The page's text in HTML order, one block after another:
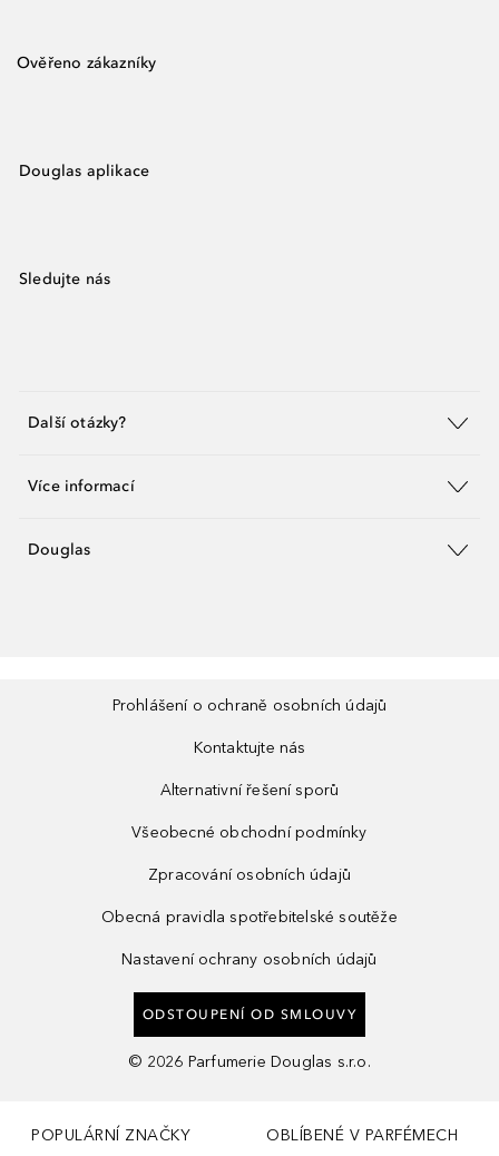
Ověřeno zákazníky
Douglas aplikace
Sledujte nás
Další otázky?
Více informací
Douglas
Prohlášení o ochraně osobních údajů
Kontaktujte nás
Alternativní řešení sporů
Všeobecné obchodní podmínky
Zpracování osobních údajů
Obecná pravidla spotřebitelské soutěže
Nastavení ochrany osobních údajů
ODSTOUPENÍ OD SMLOUVY
© 2026 Parfumerie Douglas s.r.o.
POPULÁRNÍ ZNAČKY OBLÍBENÉ V PARFÉMECH